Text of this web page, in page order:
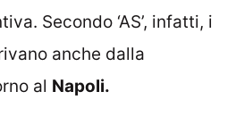
Secondo ‘AS’, infatti, i
anche dalla
al Napoli.